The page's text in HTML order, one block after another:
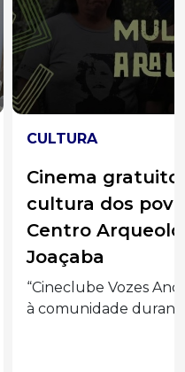
histórias e
ao
da Unoesc em
terá sessões abertas